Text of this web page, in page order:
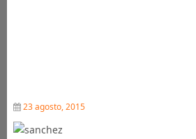
23 agosto, 2015